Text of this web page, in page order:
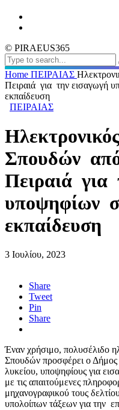
© PIRAEUS365
Home ΠΕΙΡΑΙΑΣ
Πειραιά για την εισαγωγή
εκπαίδευση
ΠΕΙΡΑΙΑΣ
Σπουδών
Πειραιά για
υποψηφίων
εκπαίδευση
3 Ιουλίου, 2023
Share
Tweet
Pin
Share
Έναν χρήσιμο, πολυσέλιδο
Σπουδών προσφέρει ο Δήμος
λυκείου, υποψηφίους για
με τις απαιτούμενες
μηχανογραφικού τους
υπολοίπων τάξεων για την